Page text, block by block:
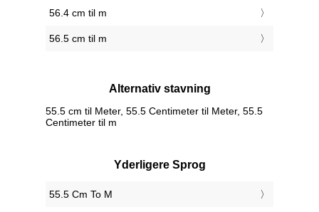
56.4 cm til m
56.5 cm til m
Alternativ stavning
55.5 cm til Meter, 55.5 Centimeter til Meter, 55.5
Centimeter til m
Yderligere Sprog
‎55.5 Cm To M